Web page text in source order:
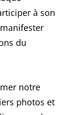
à son
du
notre
photos et